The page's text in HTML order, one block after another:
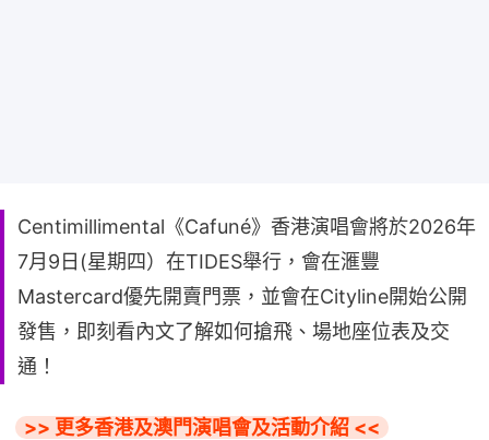
Centimillimental《Cafuné》香港演唱會將於2026年
7月9日(星期四）在TIDES舉行，會在滙豐
Mastercard優先開賣門票，並會在Cityline開始公開
發售，即刻看內文了解如何搶飛、場地座位表及交
通！
>> 更多香港及澳門演唱會及活動介紹 <<